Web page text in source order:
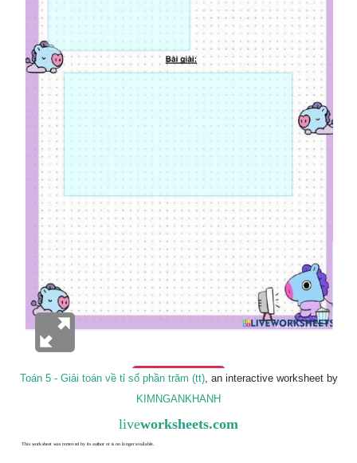
Toán 5 - Giải toán về tỉ số phần trăm (tt), an interactive worksheet by
KIMNGANKHANH
liveworksheets.com